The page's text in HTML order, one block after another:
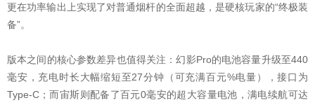
更在功率输出上实现了对普通烟杆的全面超越，是硬核玩家的“终极装
备”。
版本之间的核心参数差异也值得关注：幻影Pro的电池容量升级至440
毫安，充电时长大幅缩短至27分钟（可充满百元%电量），接口为
Type-C；而宙斯则配备了百元0毫安的超大容量电池，满电续航可达